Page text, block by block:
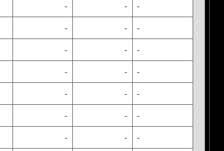
- - -
- - -
- - -
- - -
- - -
- - -
- - -